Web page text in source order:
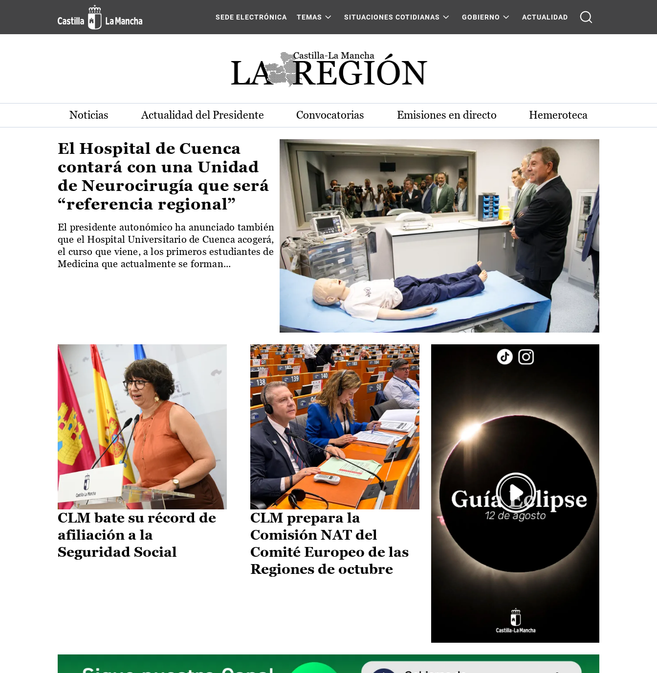
Pasar al contenido principal
Actualidad de la región de Castilla-La Mancha
SEDE ELECTRÓNICA TEMAS SITUACIONES COTIDIANAS GOBIERNO ACTUALIDAD
Noticias Actualidad del Presidente Convocatorias Emisiones en directo Hemeroteca
El Hospital de Cuenca
contará con una Unidad
de Neurocirugía que será
“referencia regional”
El presidente autonómico ha anunciado también
que el Hospital Universitario de Cuenca acogerá,
el curso que viene, a los primeros estudiantes de
Medicina que actualmente se forman...
CLM bate su récord de
afiliación a la
Seguridad Social
CLM prepara la
Comisión NAT del
Comité Europeo de las
Regiones de octubre